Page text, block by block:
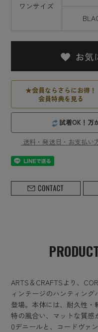
ワンサイズ
★会員ならさらにお得！
会員特典を見る
試着OK！万
送料・発送日・お支払い
ARTS＆CRAFTSより、
ィンテージのハンティン
登場。本体には、耐久性
特の風合い、マットな質感
0デニールと、コードヴァ